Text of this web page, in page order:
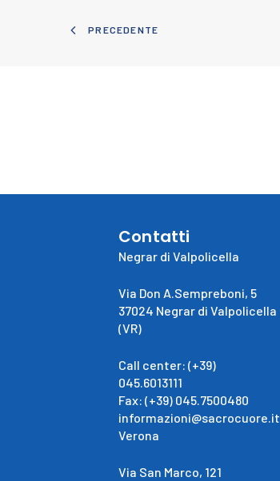
PRECEDENTE
Contatti
Negrar di Valpolicella
Via Don A.Sempreboni, 5
37024 Negrar di Valpolicella
(VR)
Call center: (+39)
045.6013111
Fax: (+39) 045.7500480
informazioni@sacrocuore.it
Verona
Via San Marco, 121